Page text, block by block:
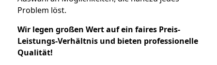
Problem löst.
Wir legen großen Wert auf ein faires Preis-
Leistungs-Verhältnis und bieten professionelle
Qualität!